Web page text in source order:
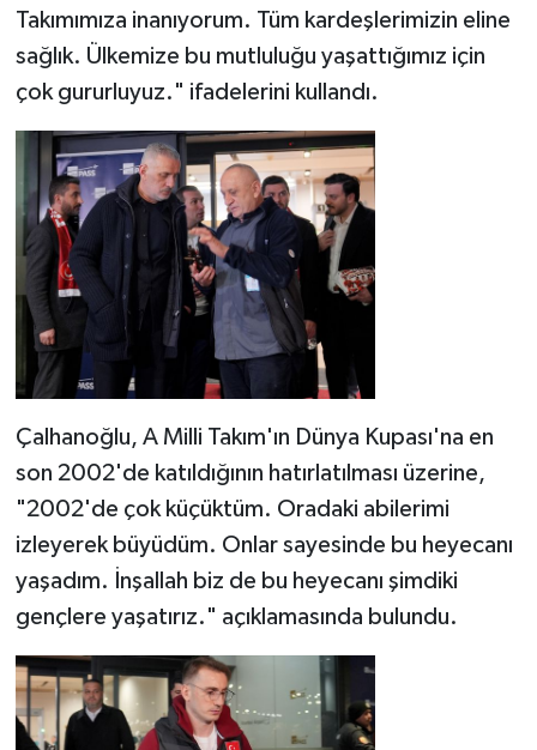
Takımımıza inanıyorum. Tüm kardeşlerimizin eline
sağlık. Ülkemize bu mutluluğu yaşattığımız için
çok gururluyuz." ifadelerini kullandı.
Çalhanoğlu, A Milli Takım'ın Dünya Kupası'na en
son 2002'de katıldığının hatırlatılması üzerine,
"2002'de çok küçüktüm. Oradaki abilerimi
izleyerek büyüdüm. Onlar sayesinde bu heyecanı
yaşadım. İnşallah biz de bu heyecanı şimdiki
gençlere yaşatırız." açıklamasında bulundu.